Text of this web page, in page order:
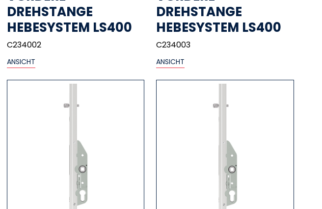
DREHSTANGE
HEBESYSTEM LS400
C234002
ANSICHT
DREHSTANGE
HEBESYSTEM LS400
C234003
ANSICHT